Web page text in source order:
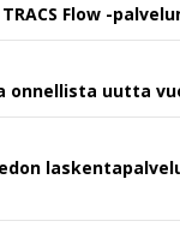
Flow -
onnellista uutta